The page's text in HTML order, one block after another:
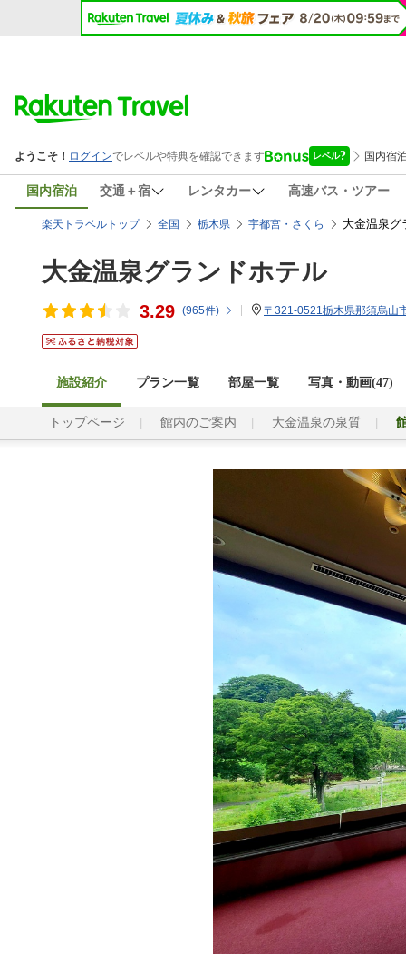
国内宿泊 交通＋宿 レンタカー 高速バス・ツアー
楽天トラベルトップ 全国 栃木県 宇都宮・さくら 大金温泉グ
大金温泉グランドホテル
3.29 (965件) 〒321-0521栃木県那須烏山
施設紹介 プラン一覧 部屋一覧 写真・動画(47)
トップページ 館内のご案内 大金温泉の泉質